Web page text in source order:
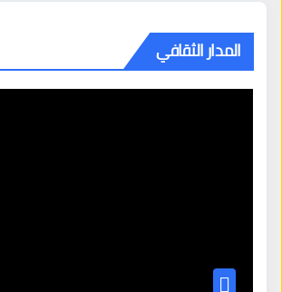
المدار الثقافي